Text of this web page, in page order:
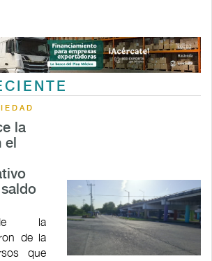
la
el
de la
de la
que